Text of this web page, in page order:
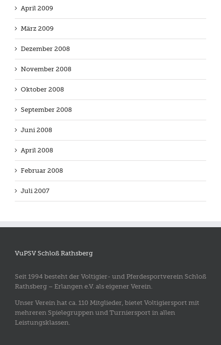
April 2009
März 2009
Dezember 2008
November 2008
Oktober 2008
September 2008
Juni 2008
April 2008
Februar 2008
Juli 2007
VuPSV Schloß Rathsberg
Seit 1994 besteht der Voltigier- und Pferdesportverein Schloß
Rathsberg – Erlangen e.V. als eigener Verein.
Unser Verein hat ca. 110 Mitglieder, bietet Voltigiersport mit
mehreren Spielegruppen und Turniersport in allen
Leistungsklassen.